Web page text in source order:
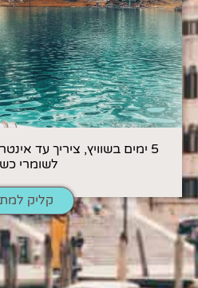
5 ימים בשוויץ, ציריך עד
לשומרי
קליק